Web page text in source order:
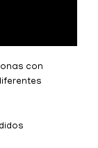
con